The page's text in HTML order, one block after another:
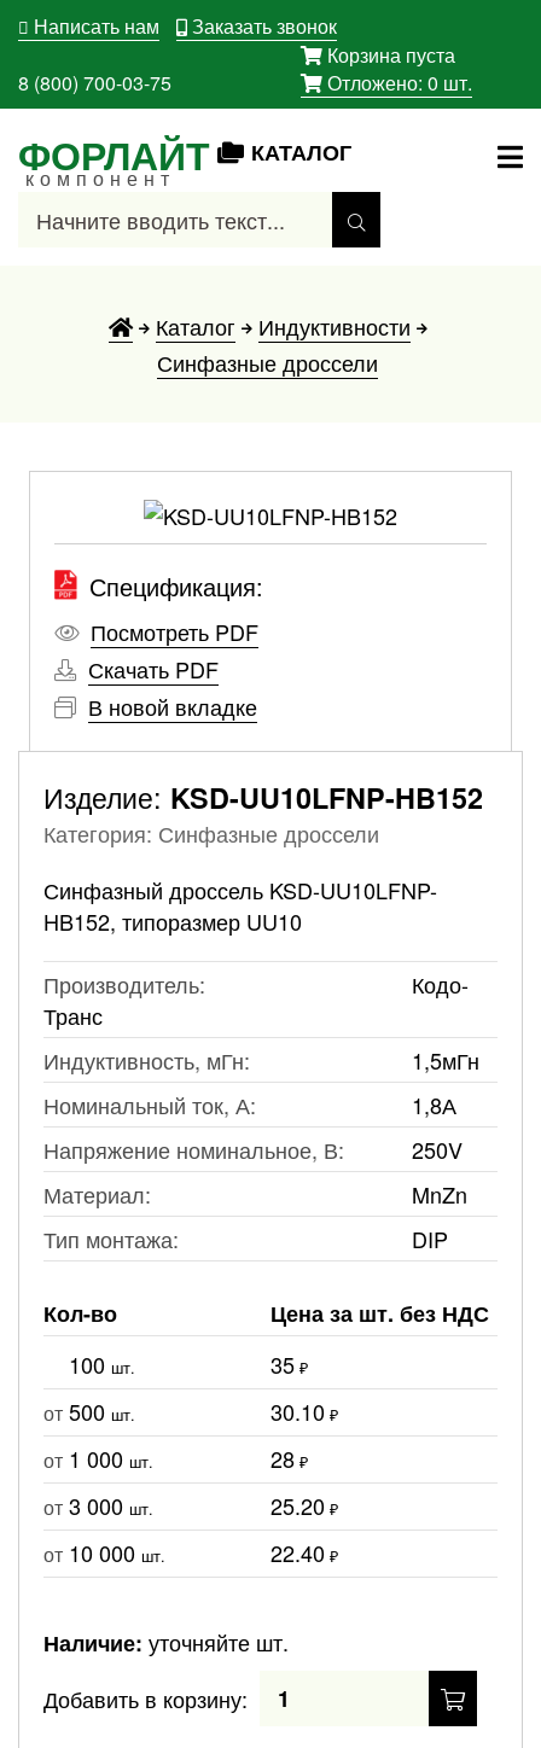
Написать нам Заказать звонок
8 (800) 700-03-75
Корзина пуста
Отложено: 0 шт.
ФОРЛАЙТ
компонент
КАТАЛОГ
Каталог
Индуктивности
Синфазные дроссели
Спецификация:
Посмотреть PDF
Скачать PDF
В новой вкладке
Изделие: KSD-UU10LFNP-HB152
Категория: Синфазные дроссели
Синфазный дроссель KSD-UU10LFNP-
HB152, типоразмер UU10
Производитель:
Кодо-
Транс
Индуктивность, мГн:
1,5мГн
Номинальный ток, А:
1,8А
Напряжение номинальное, В:
250V
Материал:
MnZn
Тип монтажа:
DIP
Кол-во
Цена за шт. без НДС
100 шт. 35 ₽
от 500 шт. 30.10 ₽
от 1 000 шт. 28 ₽
от 3 000 шт. 25.20 ₽
от 10 000 шт. 22.40 ₽
Наличие: уточняйте шт.
Добавить в корзину: